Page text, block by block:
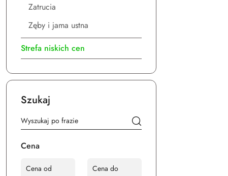
Zatrucia
Zęby i jama ustna
Strefa niskich cen
Szukaj
Cena